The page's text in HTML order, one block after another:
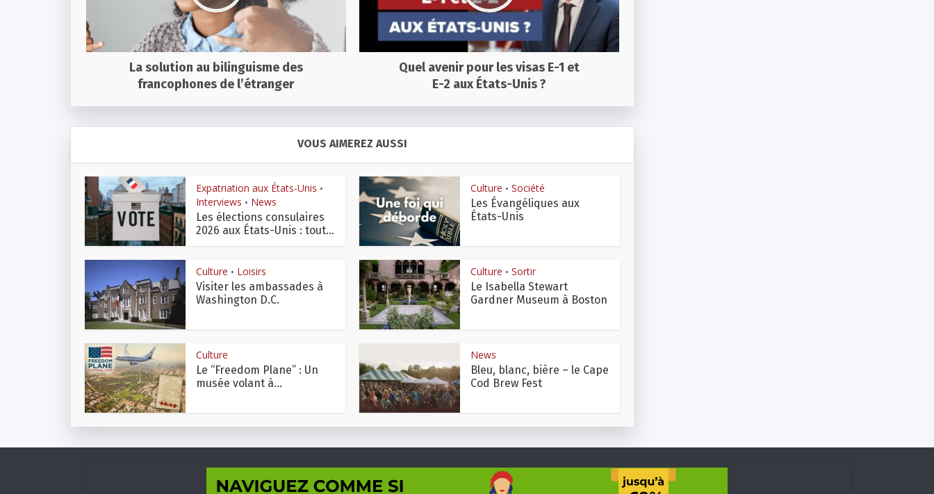
La solution au bilinguisme des
francophones de l’étranger
Quel avenir pour les visas E-1 et
E-2 aux États-Unis ?
VOUS AIMEREZ AUSSI
Expatriation aux États-Unis •
Interviews • News
Les élections consulaires
2026 aux États-Unis : tout...
Culture • Société
Les Évangéliques aux
États-Unis
Culture • Loisirs
Visiter les ambassades à
Washington D.C.
Culture • Sortir
Le Isabella Stewart
Gardner Museum à Boston
Culture
Le “Freedom Plane” : Un
musée volant à...
News
Bleu, blanc, bière – le Cape
Cod Brew Fest